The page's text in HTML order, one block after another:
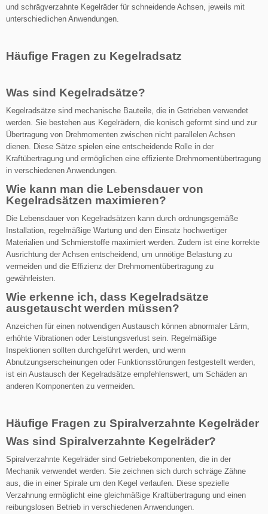
und schrägverzahnte Kegelräder für schneidende Achsen, jeweils mit
unterschiedlichen Anwendungen.
Häufige Fragen zu Kegelradsatz
Was sind Kegelradsätze?
Kegelradsätze sind mechanische Bauteile, die in Getrieben verwendet
werden. Sie bestehen aus Kegelrädern, die konisch geformt sind und zur
Übertragung von Drehmomenten zwischen nicht parallelen Achsen
dienen. Diese Sätze spielen eine entscheidende Rolle in der
Kraftübertragung und ermöglichen eine effiziente Drehmomentübertragung
in verschiedenen Anwendungen.
Wie kann man die Lebensdauer von
Kegelradsätzen maximieren?
Die Lebensdauer von Kegelradsätzen kann durch ordnungsgemäße
Installation, regelmäßige Wartung und den Einsatz hochwertiger
Materialien und Schmierstoffe maximiert werden. Zudem ist eine korrekte
Ausrichtung der Achsen entscheidend, um unnötige Belastung zu
vermeiden und die Effizienz der Drehmomentübertragung zu
gewährleisten.
Wie erkenne ich, dass Kegelradsätze
ausgetauscht werden müssen?
Anzeichen für einen notwendigen Austausch können abnormaler Lärm,
erhöhte Vibrationen oder Leistungsverlust sein. Regelmäßige
Inspektionen sollten durchgeführt werden, und wenn
Abnutzungserscheinungen oder Funktionsstörungen festgestellt werden,
ist ein Austausch der Kegelradsätze empfehlenswert, um Schäden an
anderen Komponenten zu vermeiden.
Häufige Fragen zu Spiralverzahnte Kegelräder
Was sind Spiralverzahnte Kegelräder?
Spiralverzahnte Kegelräder sind Getriebekomponenten, die in der
Mechanik verwendet werden. Sie zeichnen sich durch schräge Zähne
aus, die in einer Spirale um den Kegel verlaufen. Diese spezielle
Verzahnung ermöglicht eine gleichmäßige Kraftübertragung und einen
reibungslosen Betrieb in verschiedenen Anwendungen.